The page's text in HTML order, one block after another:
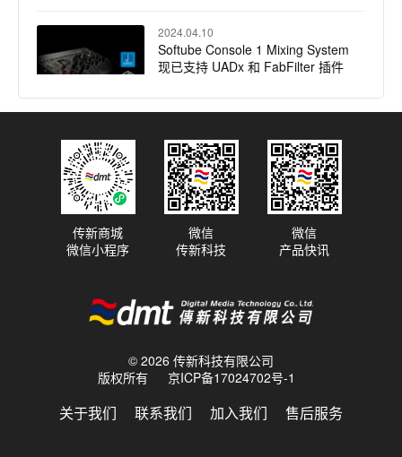
2024.04.10
Softube Console 1 Mixing System
现已支持 UADx 和 FabFilter 插件
2024.03.13
【Softube 新品发布】Amp Room
ENGL Savage Mark II Suite——手
工打造，原汁原味
作人 Dave Isaac
2021.12.21
迄今为止最大的软件升级
© 2026 传新科技有限公司
版权所有
京ICP备17024702号-1
关于我们 联系我们 加入我们 售后服务
传新商城
微信小程序
微信
传新科技
微信
产品快讯